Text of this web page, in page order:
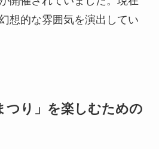
想的な雰囲気を演出してい
つり」を楽しむための